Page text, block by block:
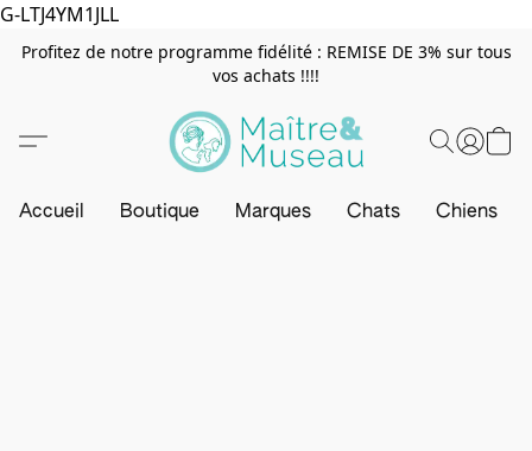
G-LTJ4YM1JLL
Profitez de notre programme fidélité : REMISE DE 3% sur tous
vos achats !!!!
Accueil Boutique Marques Chats Chiens